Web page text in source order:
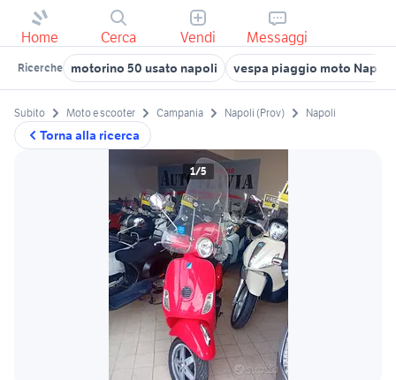
Home Cerca Vendi Messaggi
Ricerche motorino 50 usato napoli vespa piaggio moto
Torna alla ricerca
Subito Moto e scooter Campania Napoli (Prov) Napoli
1/5